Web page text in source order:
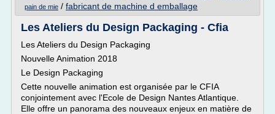
pain de mie / fabricant de machine d emballage
Les Ateliers du Design Packaging - Cfia
Les Ateliers du Design Packaging
Nouvelle Animation 2018
Le Design Packaging
Cette nouvelle animation est organisée par le CFIA
conjointement avec l'Ecole de Design Nantes Atlantique.
Elle offre un panorama des nouveaux enjeux en matière de